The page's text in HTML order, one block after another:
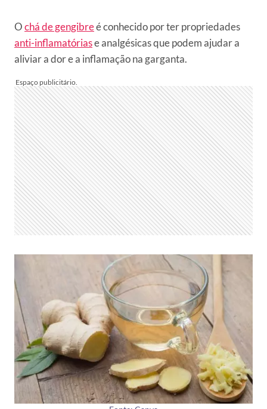
Ochá de gengibreé conhecido por ter propriedades
anti-inflamatóriase analgésicas que podem ajudar a
aliviar a dor e a inflamação na garganta.